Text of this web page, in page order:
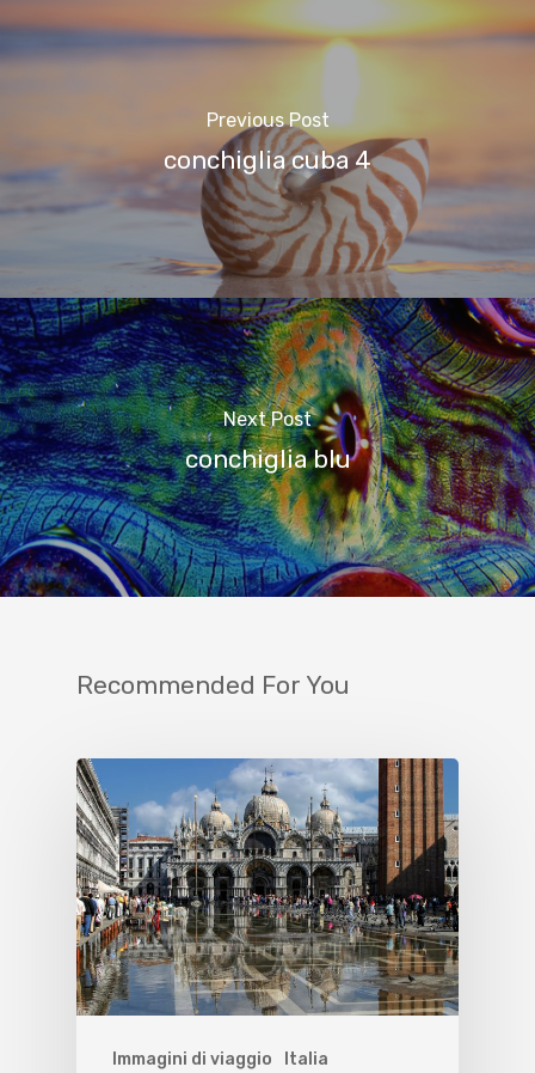
Previous Post
conchiglia cuba 4
Next Post
conchiglia blu
Recommended For You
Immagini di viaggio Italia